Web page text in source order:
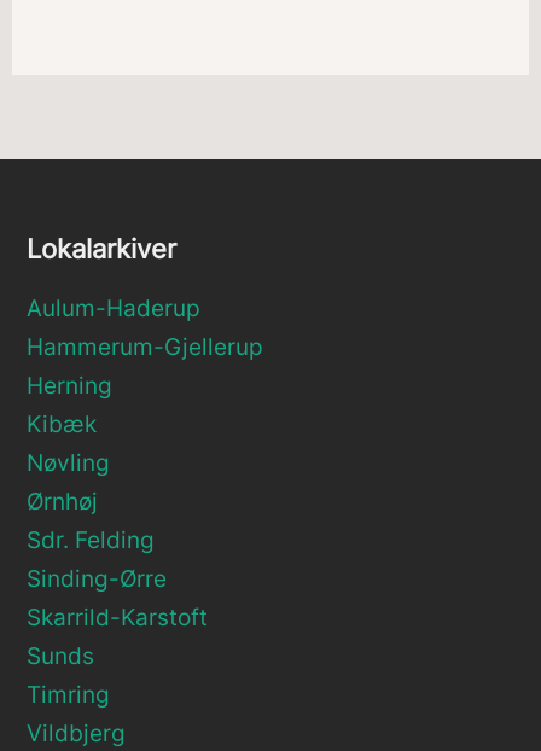
Lokalarkiver
Aulum-Haderup
Hammerum-Gjellerup
Herning
Kibæk
Nøvling
Ørnhøj
Sdr. Felding
Sinding-Ørre
Skarrild-Karstoft
Sunds
Timring
Vildbjerg